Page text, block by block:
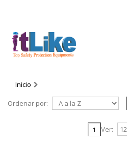
Inicio
Ordenar por:
1 Ver: